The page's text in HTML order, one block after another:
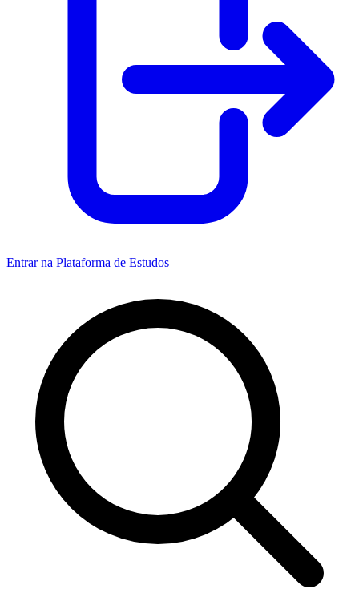
Entrar na Plataforma de Estudos